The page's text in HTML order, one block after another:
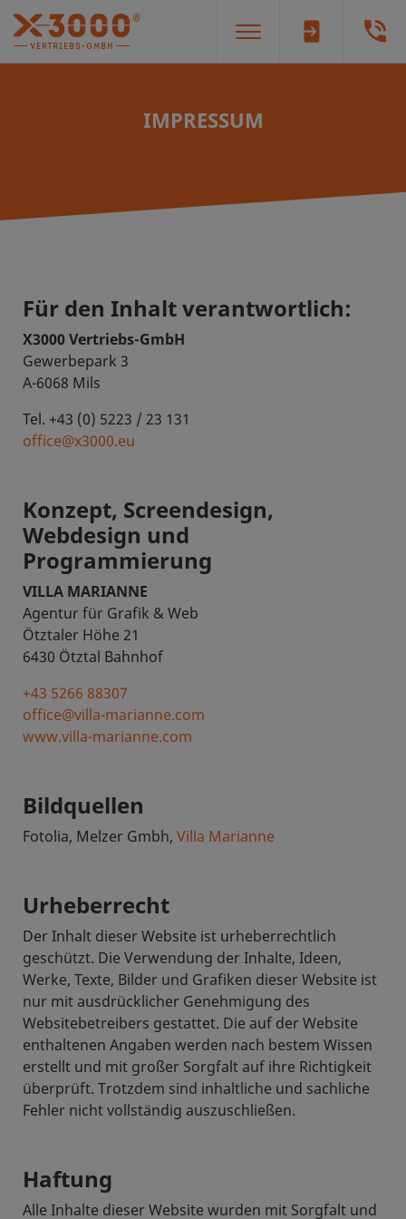
IMPRESSUM
Für den Inhalt verantwortlich:
X3000 Vertriebs-GmbH
Gewerbepark 3
A-6068 Mils
Tel. +43 (0) 5223 / 23 131
office@x3000.eu
Konzept, Screendesign,
Webdesign und
Programmierung
VILLA MARIANNE
Agentur für Grafik & Web
Ötztaler Höhe 21
6430 Ötztal Bahnhof
+43 5266 88307
office@villa-marianne.com
www.villa-marianne.com
Bildquellen
Fotolia, Melzer Gmbh, Villa Marianne
Urheberrecht
Der Inhalt dieser Website ist urheberrechtlich
geschützt. Die Verwendung der Inhalte, Ideen,
Werke, Texte, Bilder und Grafiken dieser Website ist
nur mit ausdrücklicher Genehmigung des
Websitebetreibers gestattet. Die auf der Website
enthaltenen Angaben werden nach bestem Wissen
erstellt und mit großer Sorgfalt auf ihre Richtigkeit
überprüft. Trotzdem sind inhaltliche und sachliche
Fehler nicht vollständig auszuschließen.
Haftung
Alle Inhalte dieser Website wurden mit Sorgfalt und